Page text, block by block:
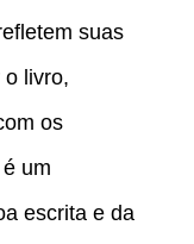
suas
o livro,
os
um
escrita e da